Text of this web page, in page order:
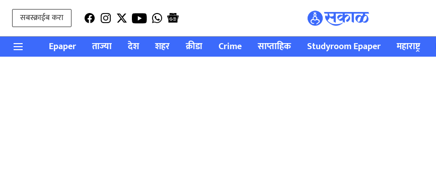
सबस्क्राईब करा
Epaper ताज्या देश शहर क्रीडा Crime साप्ताहिक Studyroom Epaper महाराष्ट्र